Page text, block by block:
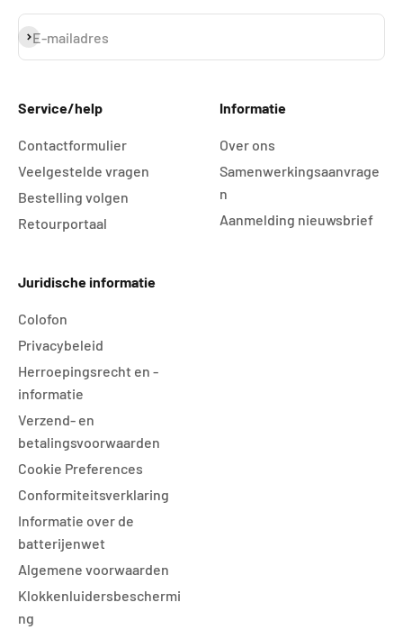
E-mailadres
Abonneren
Service/help
Contactformulier
Veelgestelde vragen
Bestelling volgen
Retourportaal
Informatie
Over ons
Samenwerkingsaanvrage
n
Aanmelding nieuwsbrief
Juridische informatie
Colofon
Privacybeleid
Herroepingsrecht en -
informatie
Verzend- en
betalingsvoorwaarden
Cookie Preferences
Conformiteitsverklaring
Informatie over de
batterijenwet
Algemene voorwaarden
Klokkenluidersbeschermi
ng